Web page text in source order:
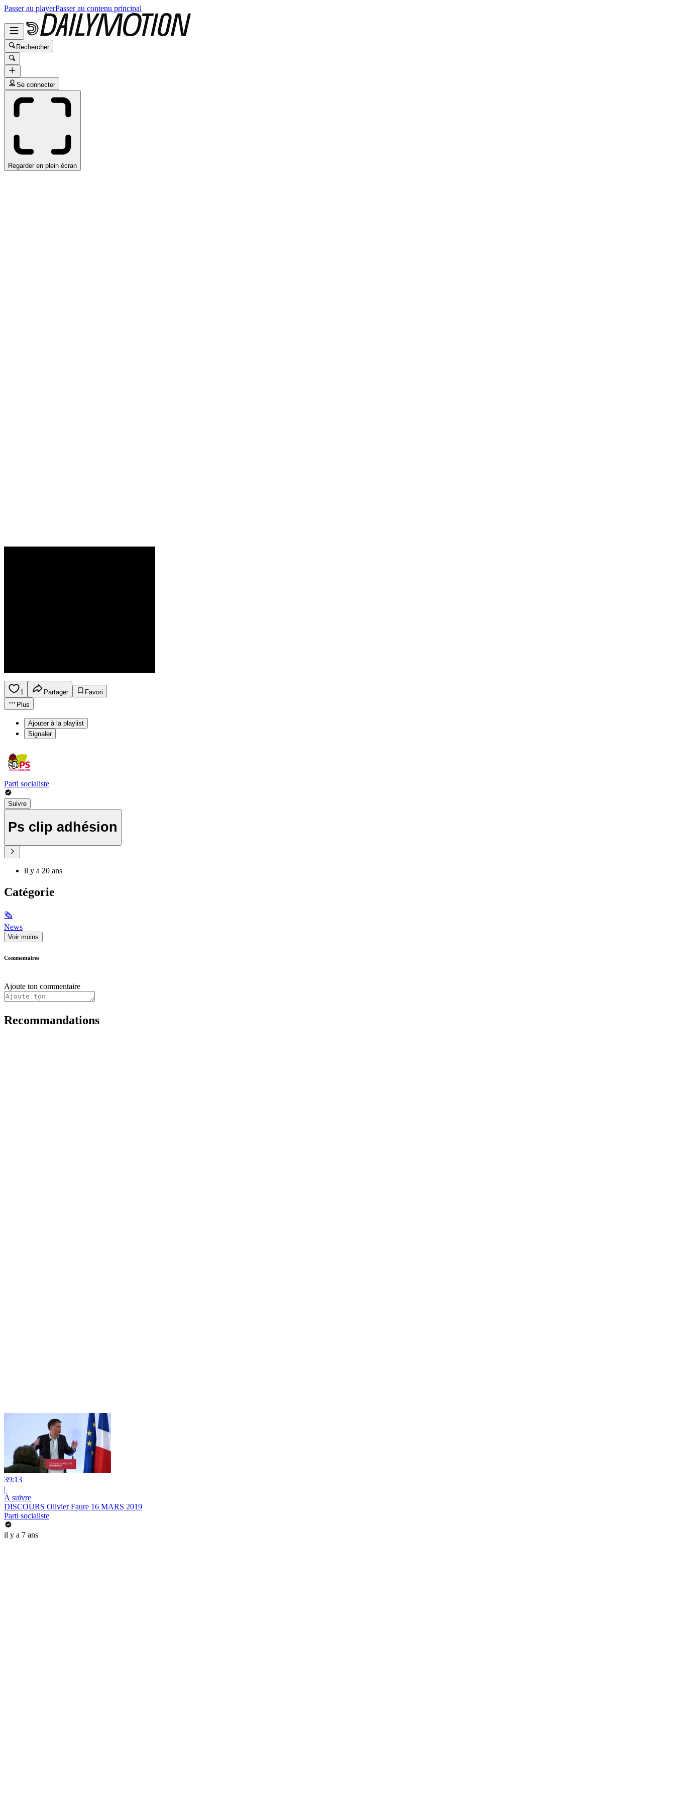
Passer au playerPasser au contenu principal
Rechercher
Se connecter
Regarder en plein écran
1 Partager
Favori
Plus
Ajouter à la playlist
Signaler
Parti socialiste
Suivre
Ps clip adhésion
il y a 20 ans
Catégorie
🗞
News
Voir moins
Commentaires
Ajoute ton commentaire
Recommandations
39:13
|
À suivre
DISCOURS Olivier Faure 16 MARS 2019
Parti socialiste
il y a 7 ans